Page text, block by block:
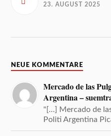
23. AUGUST 2025
NEUE KOMMENTARE
Mercado de las
Argentina –
"[…] Mercado de
Politi Argentina